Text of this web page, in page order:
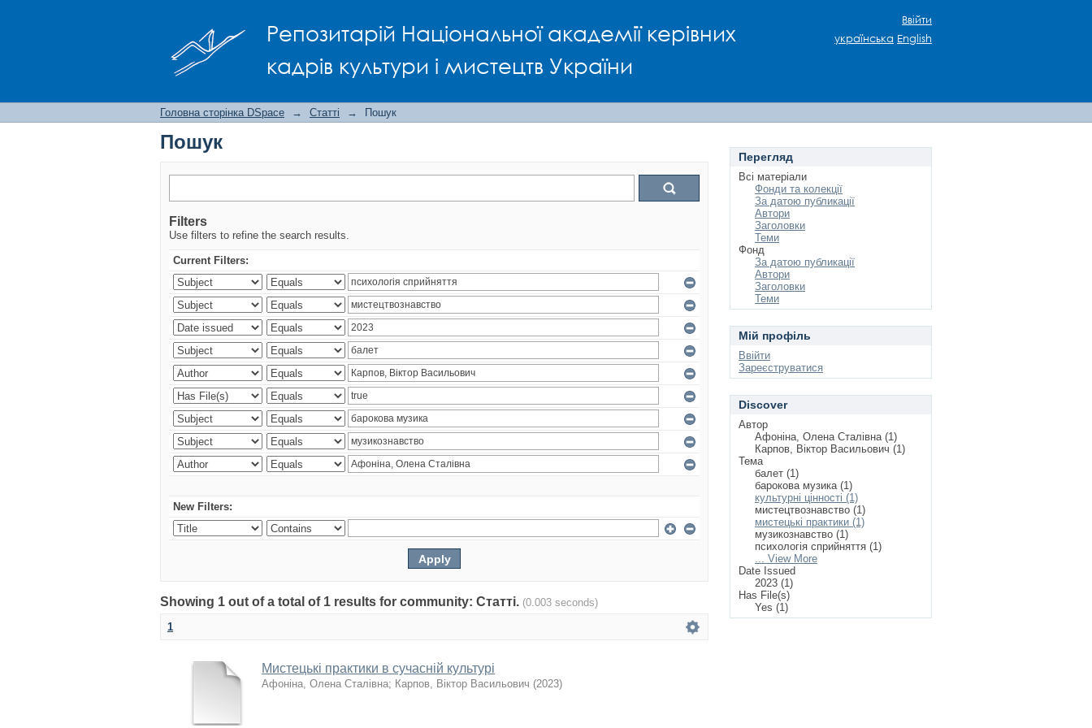
Репозитарій Національної академії керівних
кадрів культури і мистецтв України
Ввійти
українська English
Головна сторінка DSpace → Статті → Пошук
Пошук
Filters
Use filters to refine the search results.
Current Filters:
New Filters:
Showing 1 out of a total of 1 results for community: Статті. (0.003 seconds)
1
Мистецькі практики в сучасній культурі
Афоніна, Олена Сталівна; Карпов, Віктор Васильович (2023)
Перегляд
Всі матеріали
Фонди та колекції
За датою публикації
Автори
Заголовки
Теми
Фонд
За датою публикації
Автори
Заголовки
Теми
Мій профіль
Ввійти
Зареєструватися
Discover
Автор
Афоніна, Олена Сталівна (1)
Карпов, Віктор Васильович (1)
Тема
балет (1)
барокова музика (1)
культурні цінності (1)
мистецтвознавство (1)
мистецькі практики (1)
музикознавство (1)
психологія сприйняття (1)
... View More
Date Issued
2023 (1)
Has File(s)
Yes (1)